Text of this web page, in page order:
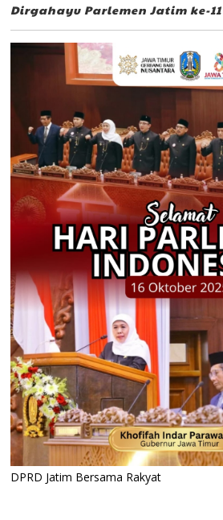
Dirgahayu Parlemen Jatim ke-11
DPRD Jatim Bersama Rakyat